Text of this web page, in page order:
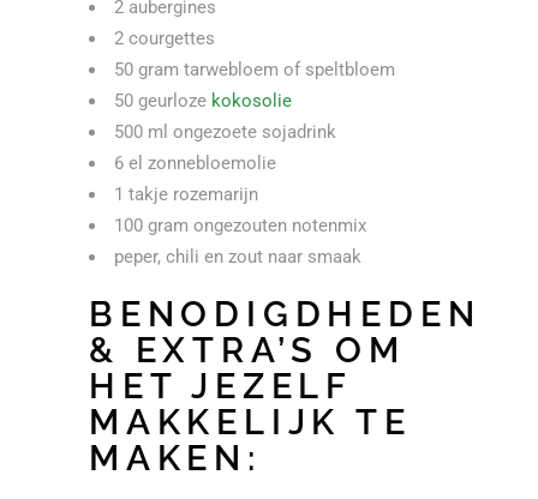
2 aubergines
2 courgettes
50 gram tarwebloem of speltbloem
50 geurloze kokosolie
500 ml ongezoete sojadrink
6 el zonnebloemolie
1 takje rozemarijn
100 gram ongezouten notenmix
peper, chili en zout naar smaak
BENODIGDHEDEN
& EXTRA’S OM
HET JEZELF
MAKKELIJK TE
MAKEN: